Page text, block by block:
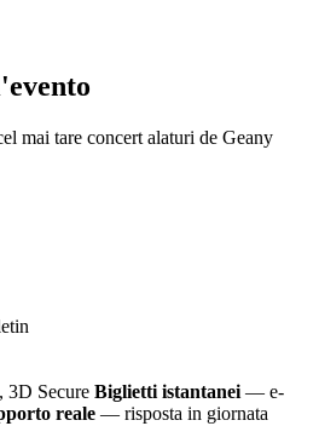
mai tare concert alaturi de Geany
Secure Biglietti istantanei — e-
reale — risposta in giornata